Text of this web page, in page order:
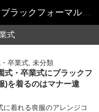
レディース 喪服 通販ガイド | ブラックフォーマル 喪服・礼服 特集
式
卒業式 ,未分類
式・卒業式にブラックフ
)を着るのはマナー違
に着れる喪服のアレンジコ